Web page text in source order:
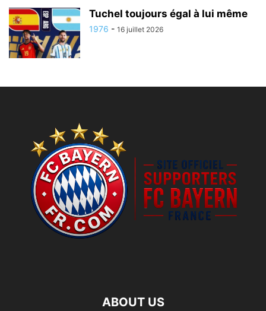
Tuchel toujours égal à lui même
1976 - 16 juillet 2026
ABOUT US